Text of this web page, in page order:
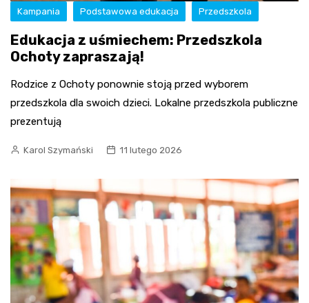
Kampania Podstawowa edukacja Przedszkola
Edukacja z uśmiechem: Przedszkola
Ochoty zapraszają!
Rodzice z Ochoty ponownie stoją przed wyborem
przedszkola dla swoich dzieci. Lokalne przedszkola publiczne
prezentują
Karol Szymański 11 lutego 2026